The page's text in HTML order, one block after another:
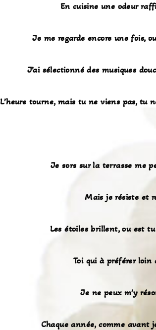
En cuisine une odeur
Je me regarde encore une fois,
J’ai sélectionné des musiques
L’heure tourne, mais tu ne viens pas, tu
Je sors sur la terrasse me
Mais je résiste et
Les étoiles brillent, ou est
Toi qui à préférer loin
Je ne peux m’y
Chaque année, comme avant